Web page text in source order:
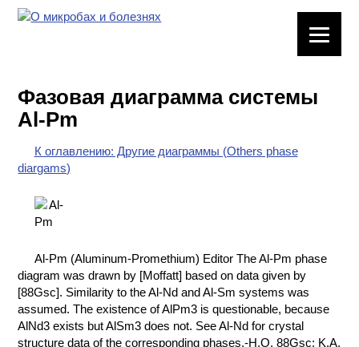
ХИМИЧЕСКАЯ
ПОСУДА
ВРЕДНЫЕ
ФАКТОРЫ
ХИМИЯ НА
ПРОИЗВОДСТВЕ
И ХИМИЧЕСКАЯ
ТЕХНОЛОГИЯ
Фазовая диаграмма системы
Al-Pm
К оглавлению: Другие диаграммы (Others phase
diargams)
Al-Pm (Aluminum-Promethium) Editor The Al-Pm phase
diagram was drawn by [Moffatt] based on data given by
[88Gsc]. Similarity to the Al-Nd and Al-Sm systems was
assumed. The existence of AlPm3 is questionable, because
AlNd3 exists but AlSm3 does not. See Al-Nd for crystal
structure data of the corresponding phases.-H.O. 88Gsc: K.A.